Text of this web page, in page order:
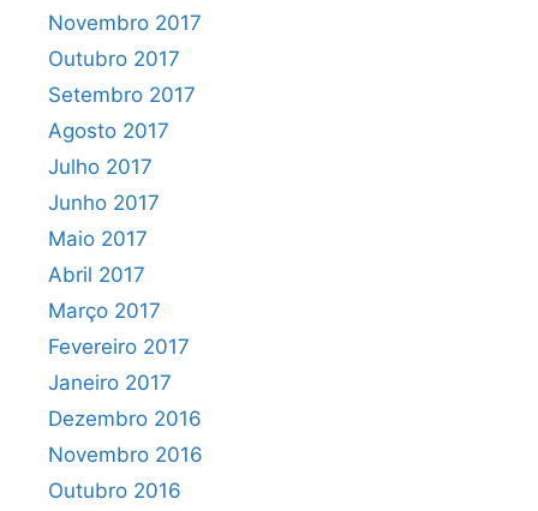
Novembro 2017
Outubro 2017
Setembro 2017
Agosto 2017
Julho 2017
Junho 2017
Maio 2017
Abril 2017
Março 2017
Fevereiro 2017
Janeiro 2017
Dezembro 2016
Novembro 2016
Outubro 2016